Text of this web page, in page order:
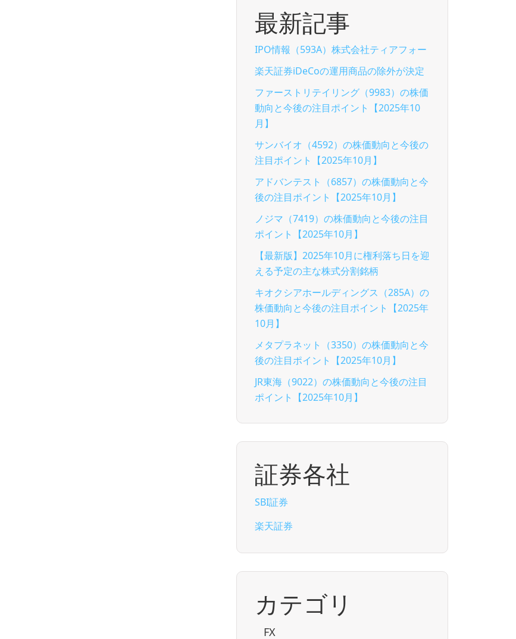
最新記事
IPO情報（593A）株式会社ティアフォー
楽天証券iDeCoの運用商品の除外が決定
ファーストリテイリング（9983）の株価
動向と今後の注目ポイント【2025年10
月】
サンバイオ（4592）の株価動向と今後の
注目ポイント【2025年10月】
アドバンテスト（6857）の株価動向と今
後の注目ポイント【2025年10月】
ノジマ（7419）の株価動向と今後の注目
ポイント【2025年10月】
【最新版】2025年10月に権利落ち日を迎
える予定の主な株式分割銘柄
キオクシアホールディングス（285A）の
株価動向と今後の注目ポイント【2025年
10月】
メタプラネット（3350）の株価動向と今
後の注目ポイント【2025年10月】
JR東海（9022）の株価動向と今後の注目
ポイント【2025年10月】
証券各社
SBI証券
楽天証券
カテゴリ
FX